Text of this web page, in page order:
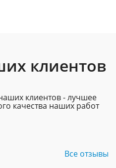
клиентов
клиентов - лучшее
качества наших работ
Все отзывы